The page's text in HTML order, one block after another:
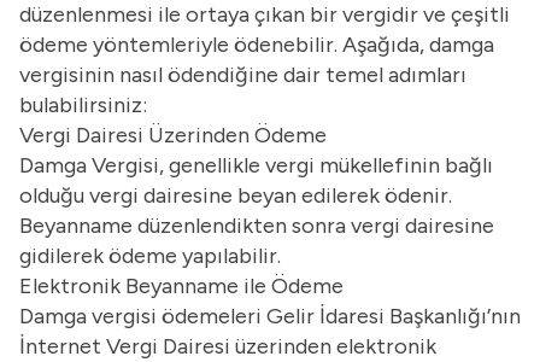
düzenlenmesi ile ortaya çıkan bir vergidir ve çeşitli
ödeme yöntemleriyle ödenebilir. Aşağıda, damga
vergisinin nasıl ödendiğine dair temel adımları
bulabilirsiniz:
Vergi Dairesi Üzerinden Ödeme
Damga Vergisi, genellikle vergi mükellefinin bağlı
olduğu vergi dairesine beyan edilerek ödenir.
Beyanname düzenlendikten sonra vergi dairesine
gidilerek ödeme yapılabilir.
Elektronik Beyanname ile Ödeme
Damga vergisi ödemeleri Gelir İdaresi Başkanlığı’nın
İnternet Vergi Dairesi üzerinden elektronik